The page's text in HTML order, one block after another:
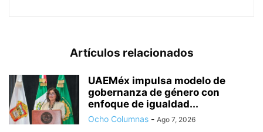
Artículos relacionados
UAEMéx impulsa modelo de
gobernanza de género con
enfoque de igualdad...
Ocho Columnas - Ago 7, 2026